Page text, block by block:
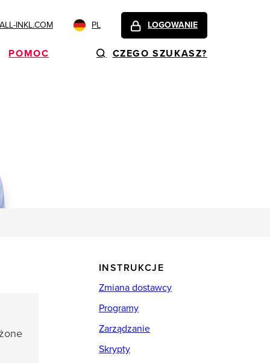
INKL.COM PL LOGOWANIE
POMOC CZEGO SZUKASZ?
INSTRUKCJE
Zmiana dostawcy
Programy
Zarządzanie
Skrypty